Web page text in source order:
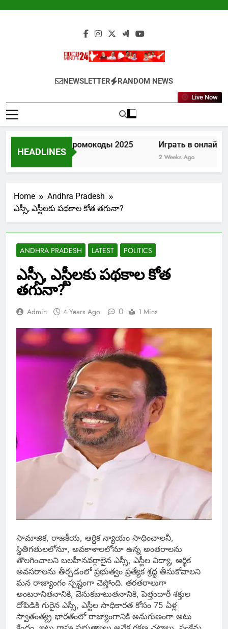
Newsminute24
Get All Updated Telugu News
NEWSLETTER RANDOM NEWS
Live Now
HEADLINES
Лев казино промокоды 2025
1 Week Ago
Играть в онлайн
2 Weeks Ago
Home
Andhra Pradesh
ఎస్సీ, ఎస్టీలకు పథకాల కోత తగునా?
ANDHRA PRADESH LATEST POLITICS
ఎస్సీ, ఎస్టీలకు పథకాల కోత
తగునా?
Admin 4 Years Ago 0 1 Mins
సామాజిక, రాజకీయ, ఆర్థిక న్యాయం సాధించాలనీ,
స్థితిగతులలోనూ, అవకాశాలలోనూ ఉన్న అంతరాలను
తొలగించాలని బలహీనవర్గాలైన ఎస్సీ, ఎస్టీల విద్యా, ఆర్థిక
అవసరాలను తీర్చడంలో ప్రభుత్వం ప్రత్యేక శ్రద్ధ తీసుకోవాలని
మన రాజ్యాంగం స్పష్టంగా చెప్తోంది. తరతరాలుగా
అంటరానితనానికి, వెనుకబాటుతనానికి, పెత్తందారీ శక్తుల
దోపిడికి గురైన ఎస్సీ, ఎస్టీల సాధికారత కోసం 75 ఏళ్ల
స్వాతంత్య్ర భారతంలో రాజ్యాంగానికి అనుగుణంగా అటు